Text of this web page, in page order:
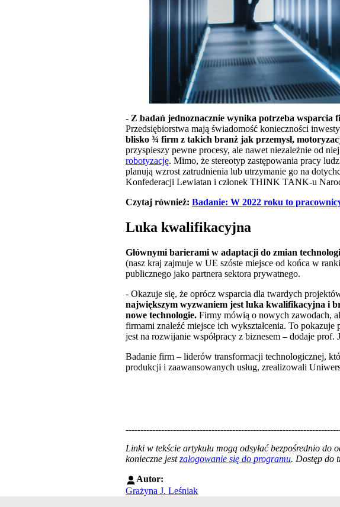
- Z badań jednoznacznie wynika potrzeba
Przedsiębiorstwa mają świadomość konieczności
blisko ¾ firm z takich branż jak przemysł,
przyspieszy pewne procesy, ale nawet niezależnie od
robotyzację. Mimo, że stereotyp zastępowania pracy
planują wzrost zatrudnienia lub utrzymanie go na
Konfederacji Lewiatan i członek THINK TANK-u
Czytaj również: Badanie: W 2022 roku to
Luka kwalifikacyjna
Głównymi barierami w adaptacji do zmian
(nasz kraj zajmuje w UE szóste miejsce od końca w
publicznego jako partnera sektora prywatnego.
- Okazuje się, że oprócz wsparcia dla twardych
największym wyzwaniem jest luka kwalifikacyjna i
nowe technologie. Firmy mówią o nowych zawodach,
firmami znaleźć miejsce ich wykształcenia. To
jest na rozwijanie współpracy z biznesem – dodaje prof.
Badanie firm – liderów transformacji technologicznej,
produkcji i zaawansowanych usług, zrealizowali
Linki w tekście artykułu mogą odsyłać bezpośrednio do
konieczne jestzalogowanie się do programu. Dostęp do
Autor:
Grażyna J. Leśniak